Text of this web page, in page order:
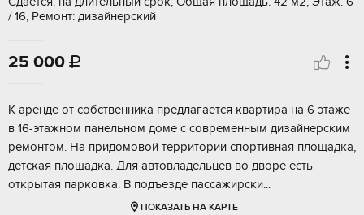
/ 16, Ремонт: дизайнерский
25 000 
К аренде от собственника предлагается квартира на 6 этаже
в 16-этажном панельном доме с современным дизайнерским
ремонтом. На придомовой территории спортивная площадка,
детская площадка. Для автовладельцев во дворе есть
открытая парковка. В подъезде пассажирски...
ПОКАЗАТЬ НА КАРТЕ